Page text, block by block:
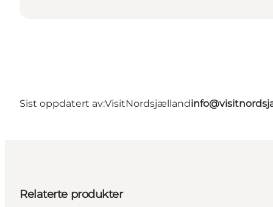
Sist oppdatert av:VisitNordsjælland
Relaterte produkter